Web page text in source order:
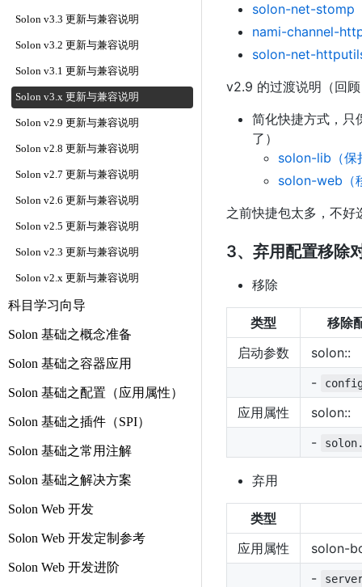
Solon v3.3 更新与兼容说明
Solon v3.2 更新与兼容说明
Solon v3.1 更新与兼容说明
Solon v3.x 更新与兼容说明
Solon v2.9 更新与兼容说明
Solon v2.8 更新与兼容说明
Solon v2.7 更新与兼容说明
Solon v2.6 更新与兼容说明
Solon v2.5 更新与兼容说明
Solon v2.3 更新与兼容说明
Solon v2.x 更新与兼容说明
科目学习向导
Solon 基础之概念准备
Solon 基础之容器应用
Solon 基础之配置（应用属性）
Solon 基础之插件（SPI）
Solon 基础之常用注解
Solon 基础之解决方案
Solon Web 开发
Solon Web 开发定制参考
Solon Web 开发进阶
solon-net-stomp
nami-channel-
solon-net-
v2.9 的过渡说明（回
简化快捷方式，
了）
solon-lib（保
solon-web（
之前快捷包太多，不好
3、弃用配置移除
移除
类型
移除
启动参数
solon::
-
应用属性
solon::
-
弃用
类型
应用属性
solon-
-